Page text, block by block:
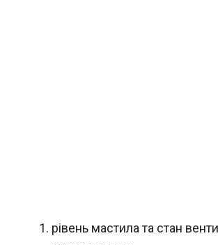
рівень мастила та стан